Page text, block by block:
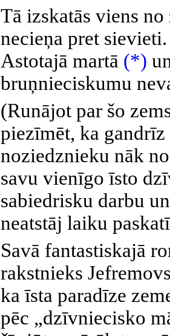
Tā izskatās viens
necieņa pret
Astotajā martā (*)
bruņnieciskumu
(Runājot par šo
piezīmēt, ka
noziedznieku nāk
savu vienīgo īsto
sabiedrisku darbu
neatstāj laiku
Savā fantastiskajā
rakstnieks
ka īsta paradīze
pēc „dzīvniecisko